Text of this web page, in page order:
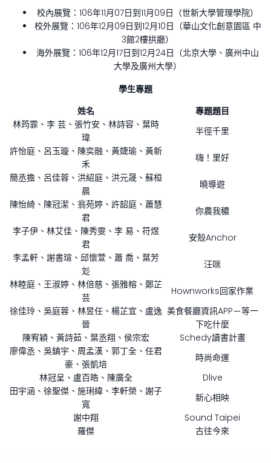
校內展覽：106年11月07日到11月09日（世新大學管理學院）
校外展覽：106年12月09日到12月10日（華山文化創意園區 中
3館2樓拱廳）
海外展覽：106年12月17日到12月24日（北京大學、廣州中山
大學及廣州大學）
學生專題
姓名
專題題目
林筠霏、李 芸、張竹安、林詩容、葉時
瑋
半徑千里
許怡庭、呂玉璇、陳奕融、黃婕瑜、黃新
禾
嗨！里好
簡丞擔、呂佳蓉、洪紹庭、洪元晟、蘇桓
晨
曉導遊
陳怡綺、陳冠潔、翁苑婷、許韶庭、蕭慧
君
你農我穠
李子伊、林艾佳、陳秀雯、李 易、符煜
君
安殼Anchor
李孟軒、謝書瑄、邱懷萱、蕭 喬、葉芳
彣
汪咪
林睦庭、王淑婷、林倍慈、張雅榕、鄭芷
芸
Hownworks回家作業
徐佳玲、吳庭蓉、林昱任、楊芷宜、盧逸
晉
美食餐廳資訊APP－等一
下吃什麼
陳宥穎、黃詩茹、葉丞翔、侯宗宏
Schedy讀書計畫
廖偉丞、吳鎮宇、周孟漢、郭丁全、任君
豪、張凱培
時尚命運
林冠呈、盧百皓、陳廣全
Dlive
田宇涵、徐聖傑、施琍緯、李軒榮、謝子
寬
新心相映
謝中翔
Sound Taipei
羅傑
古往今來